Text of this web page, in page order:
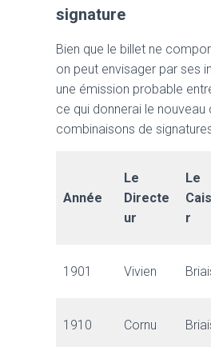
signature
Bien que le billet ne
on peut envisager par ses
une émission probable
ce qui donnerai le
combinaisons de
Année
Le
Directe
ur
Le
r
1901 Vivien
1910 Cornu